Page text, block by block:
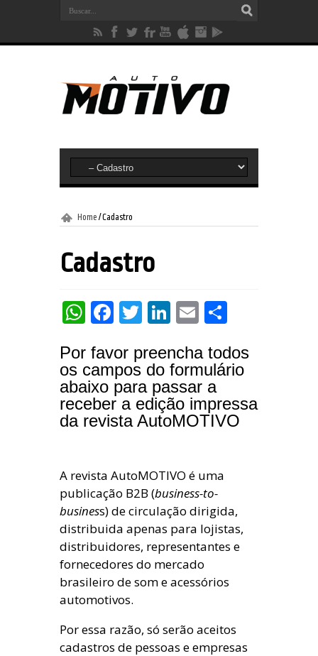
Home /Cadastro
Cadastro
WhatsApp
Facebook
Twitter
LinkedIn
Email
Por favor preencha todos
os campos do formulário
abaixo para passar a
receber a edição impressa
da revista AutoMOTIVO
A revista AutoMOTIVO é uma
publicação B2B (business-to-
business) de circulação dirigida,
distribuida apenas para lojistas,
distribuidores, representantes e
fornecedores do mercado
brasileiro de som e acessórios
automotivos.
Por essa razão, só serão aceitos
cadastros de pessoas e empresas